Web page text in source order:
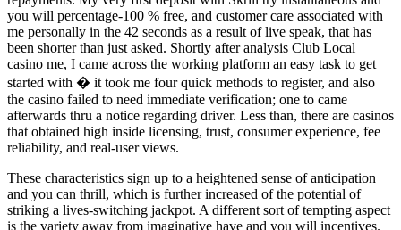
you will percentage-100 % free, and customer care associated with
me personally in the 42 seconds as a result of live speak, that has
been shorter than just asked. Shortly after analysis Club Local
casino me, I came across the working platform an easy task to get
started with � it took me four quick methods to register, and also
the casino failed to need immediate verification; one to came
afterwards thru a notice regarding driver. Less than, there are casinos
that obtained high inside licensing, trust, consumer experience, fee
reliability, and real-user views.
These characteristics sign up to a heightened sense of anticipation
and you can thrill, which is further increased of the potential of
striking a lives-switching jackpot. A different sort of tempting aspect
is the variety away from imaginative have and you will incentives.